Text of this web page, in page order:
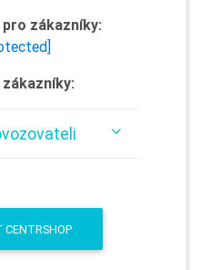
zákazníky:
CENTRSHOP